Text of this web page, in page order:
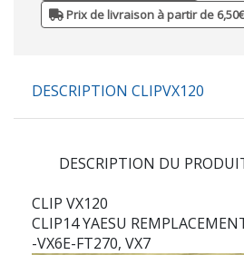
Prix de livraison à partir de 6,50€
DESCRIPTION CLIPVX120
DESCRIPTION DU
CLIP VX120
CLIP14 YAESU
-VX6E-FT270, VX7